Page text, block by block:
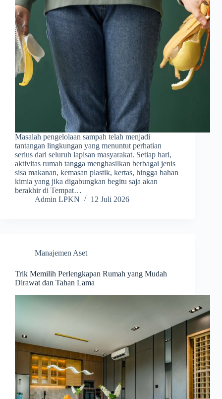
Masalah pengelolaan sampah telah menjadi
tantangan lingkungan yang menuntut perhatian
serius dari seluruh lapisan masyarakat. Setiap hari,
aktivitas rumah tangga menghasilkan berbagai jenis
sisa makanan, kemasan plastik, kertas, hingga bahan
kimia yang jika digabungkan begitu saja akan
berakhir di Tempat…
Admin LPKN
12 Juli 2026
Manajemen Aset
Trik Memilih Perlengkapan Rumah yang Mudah
Dirawat dan Tahan Lama